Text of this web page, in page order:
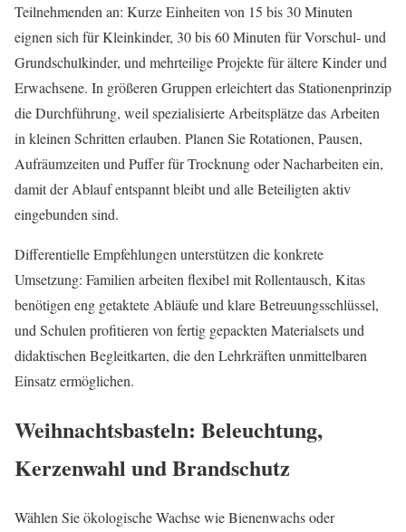
Teilnehmenden an: Kurze Einheiten von 15 bis 30 Minuten
eignen sich für Kleinkinder, 30 bis 60 Minuten für Vorschul‑ und
Grundschulkinder, und mehrteilige Projekte für ältere Kinder und
Erwachsene. In größeren Gruppen erleichtert das Stationenprinzip
die Durchführung, weil spezialisierte Arbeitsplätze das Arbeiten
in kleinen Schritten erlauben. Planen Sie Rotationen, Pausen,
Aufräumzeiten und Puffer für Trocknung oder Nacharbeiten ein,
damit der Ablauf entspannt bleibt und alle Beteiligten aktiv
eingebunden sind.
Differentielle Empfehlungen unterstützen die konkrete
Umsetzung: Familien arbeiten flexibel mit Rollentausch, Kitas
benötigen eng getaktete Abläufe und klare Betreuungsschlüssel,
und Schulen profitieren von fertig gepackten Materialsets und
didaktischen Begleitkarten, die den Lehrkräften unmittelbaren
Einsatz ermöglichen.
Weihnachtsbasteln: Beleuchtung,
Kerzenwahl und Brandschutz
Wählen Sie ökologische Wachse wie Bienenwachs oder